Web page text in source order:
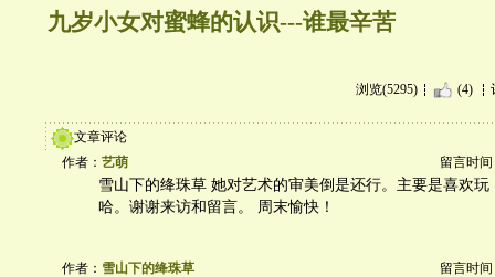
九岁小女对蜜蜂的认识---谁最辛苦
浏览(5295) (4)
文章评论
作者： 艺萌 留言时间
雪山下的绛珠草 她对艺术的审美倒是还行。主要是喜欢玩
哈。谢谢来访和留言。 周末愉快！
作者： 雪山下的绛珠草 留言时间